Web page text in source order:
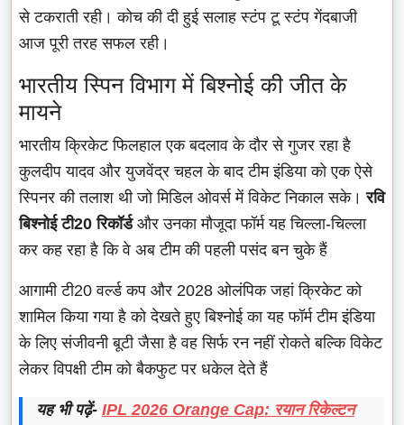
से टकराती रही। कोच की दी हुई सलाह स्टंप टू स्टंप गेंदबाजी
आज पूरी तरह सफल रही।
भारतीय स्पिन विभाग में बिश्नोई की जीत के
मायने
भारतीय क्रिकेट फिलहाल एक बदलाव के दौर से गुजर रहा है
कुलदीप यादव और युजवेंद्र चहल के बाद टीम इंडिया को एक ऐसे
स्पिनर की तलाश थी जो मिडिल ओवर्स में विकेट निकाल सके।रवि
बिश्नोई टी20 रिकॉर्डऔर उनका मौजूदा फॉर्म यह चिल्ला-चिल्ला
कर कह रहा है कि वे अब टीम की पहली पसंद बन चुके हैं
आगामी टी20 वर्ल्ड कप और 2028 ओलंपिक जहां क्रिकेट को
शामिल किया गया है को देखते हुए बिश्नोई का यह फॉर्म टीम इंडिया
के लिए संजीवनी बूटी जैसा है वह सिर्फ रन नहीं रोकते बल्कि विकेट
लेकर विपक्षी टीम को बैकफुट पर धकेल देते हैं
यह भी पढ़ें- IPL 2026 Orange Cap: रयान रिकेल्टन